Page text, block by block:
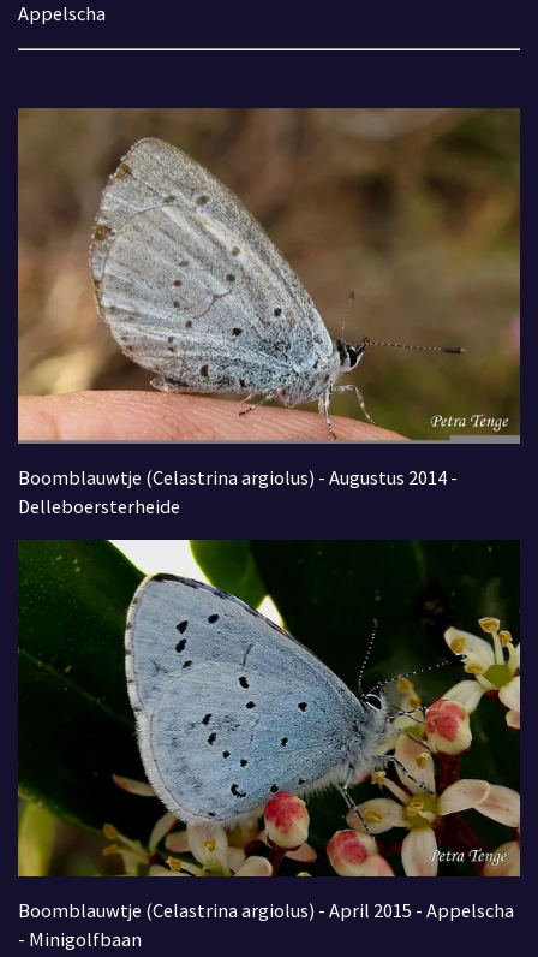
Appelscha
Boomblauwtje (Celastrina argiolus) - Augustus 2014 -
Delleboersterheide
Boomblauwtje (Celastrina argiolus) - April 2015 - Appelscha
- Minigolfbaan